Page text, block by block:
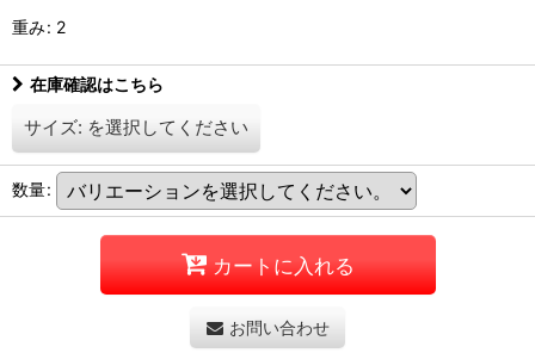
重み: 2
在庫確認はこちら
サイズ: を選択してください
数量:
カートに入れる
お問い合わせ